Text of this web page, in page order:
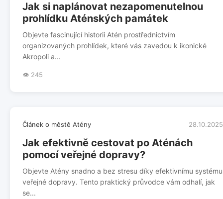
Jak si naplánovat nezapomenutelnou
prohlídku Aténských památek
Objevte fascinující historii Atén prostřednictvím
organizovaných prohlídek, které vás zavedou k ikonické
Akropoli a...
👁️ 245
Článek o městě Atény 28.10.2025
Jak efektivně cestovat po Aténách
pomocí veřejné dopravy?
Objevte Atény snadno a bez stresu díky efektivnímu systému
veřejné dopravy. Tento praktický průvodce vám odhalí, jak
se...